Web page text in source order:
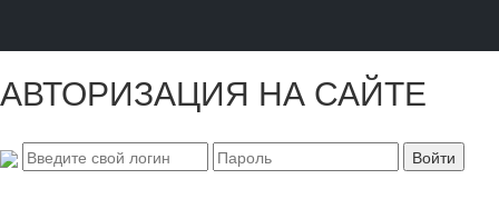
АВТОРИЗАЦИЯ НА САЙТЕ